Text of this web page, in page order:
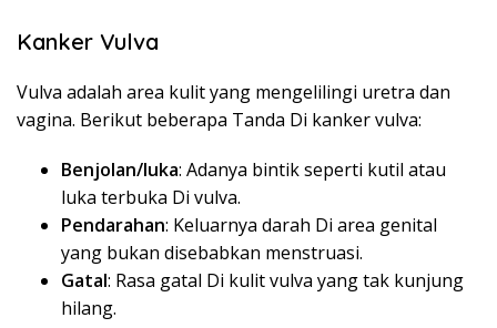
Kanker Vulva
Vulva adalah area kulit yang mengelilingi uretra dan
vagina. Berikut beberapa Tanda Di kanker vulva:
Benjolan/luka: Adanya bintik seperti kutil atau
luka terbuka Di vulva.
Pendarahan: Keluarnya darah Di area genital
yang bukan disebabkan menstruasi.
Gatal: Rasa gatal Di kulit vulva yang tak kunjung
hilang.